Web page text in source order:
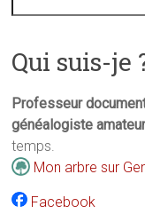
Qui suis-je
Professeur
généalogiste
temps.
Mon arbre sur
Facebook